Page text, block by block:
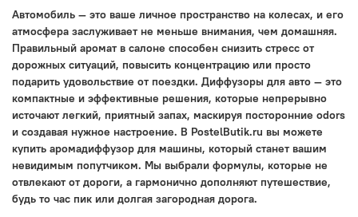
Автомобиль — это ваше личное пространство на колесах, и его
атмосфера заслуживает не меньше внимания, чем домашняя.
Правильный аромат в салоне способен снизить стресс от
дорожных ситуаций, повысить концентрацию или просто
подарить удовольствие от поездки. Диффузоры для авто — это
компактные и эффективные решения, которые непрерывно
источают легкий, приятный запах, маскируя посторонние odors
и создавая нужное настроение. В PostelButik.ru вы можете
купить аромадиффузор для машины, который станет вашим
невидимым попутчиком. Мы выбрали формулы, которые не
отвлекают от дороги, а гармонично дополняют путешествие,
будь то час пик или долгая загородная дорога.